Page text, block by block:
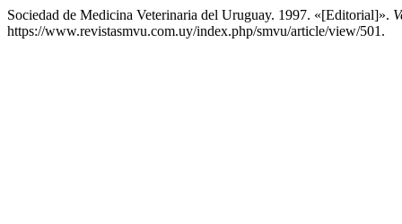
Sociedad de Medicina Veterinaria del Uruguay. 1997. «[Editorial]».
https://www.revistasmvu.com.uy/index.php/smvu/article/view/501.